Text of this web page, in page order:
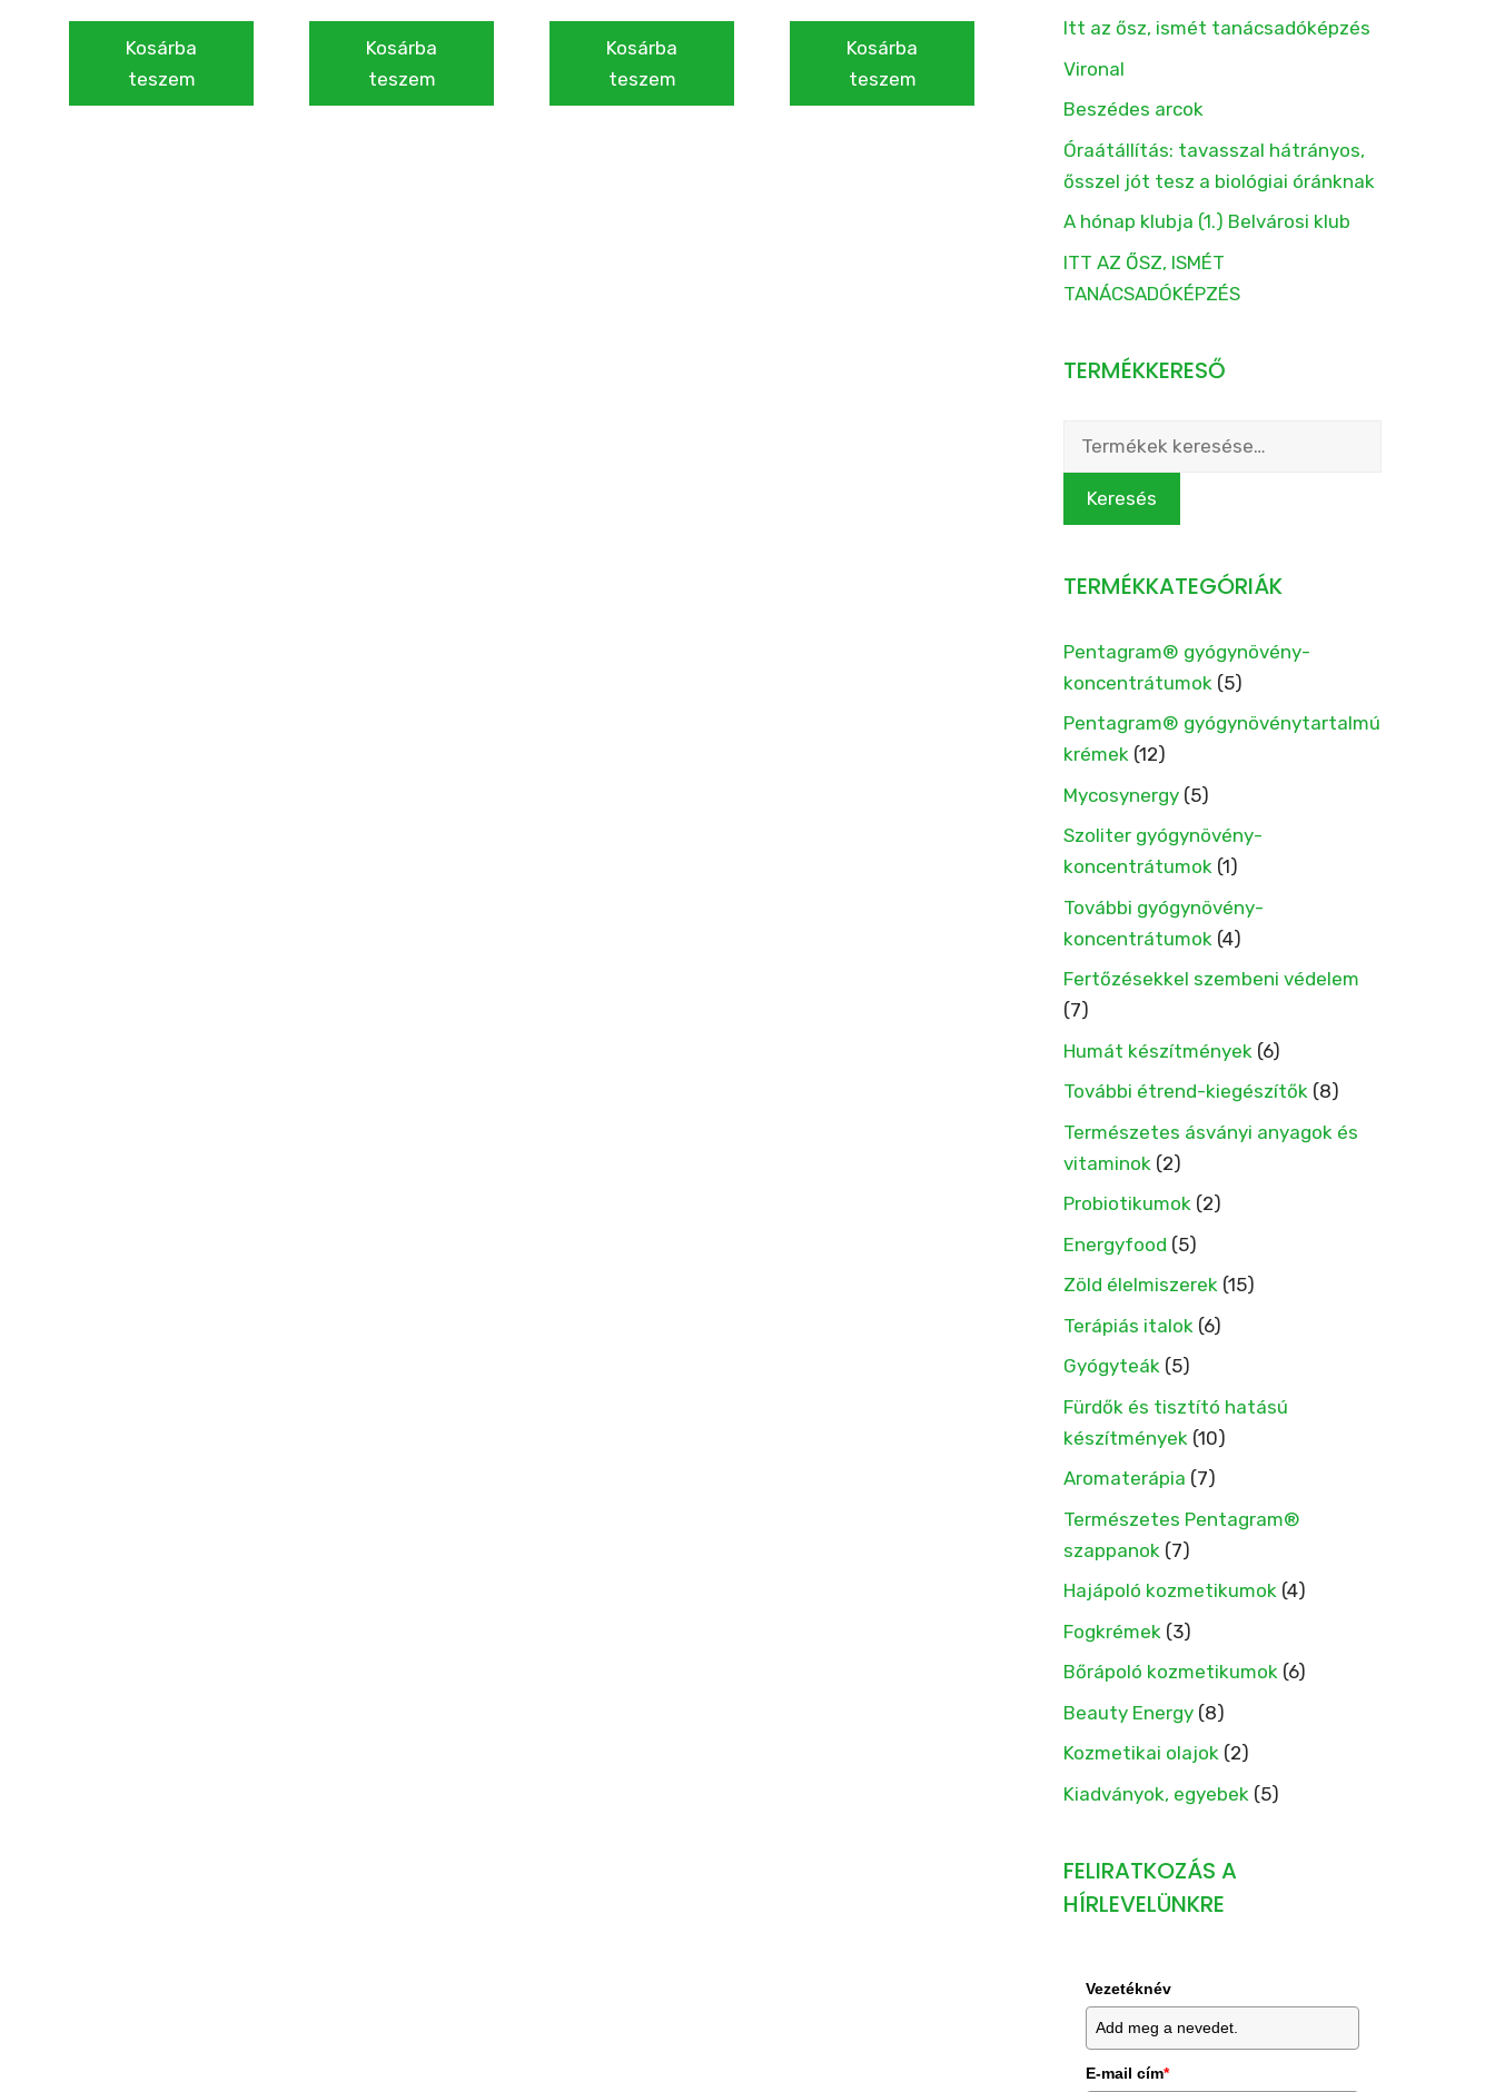
Kosárba
teszem
Kosárba
teszem
Kosárba
teszem
Kosárba
teszem
Itt az ősz, ismét tanácsadóképzés
Vironal
Beszédes arcok
Óraátállítás: tavasszal hátrányos,
ősszel jót tesz a biológiai óránknak
A hónap klubja (1.) Belvárosi klub
ITT AZ ŐSZ, ISMÉT
TANÁCSADÓKÉPZÉS
TERMÉKKERESŐ
Keresés
következőre:
Keresés
TERMÉKKATEGÓRIÁK
Pentagram® gyógynövény-
koncentrátumok (5)
Pentagram® gyógynövénytartalmú
krémek (12)
Mycosynergy (5)
Szoliter gyógynövény-
koncentrátumok (1)
További gyógynövény-
koncentrátumok (4)
Fertőzésekkel szembeni védelem
(7)
Humát készítmények (6)
További étrend-kiegészítők (8)
Természetes ásványi anyagok és
vitaminok (2)
Probiotikumok (2)
Energyfood (5)
Zöld élelmiszerek (15)
Terápiás italok (6)
Gyógyteák (5)
Fürdők és tisztító hatású
készítmények (10)
Aromaterápia (7)
Természetes Pentagram®
szappanok (7)
Hajápoló kozmetikumok (4)
Fogkrémek (3)
Bőrápoló kozmetikumok (6)
Beauty Energy (8)
Kozmetikai olajok (2)
Kiadványok, egyebek (5)
FELIRATKOZÁS A
HÍRLEVELÜNKRE
Vezetéknév
E-mail cím*